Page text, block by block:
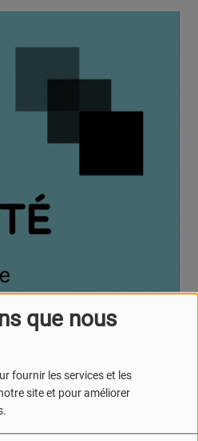
que nous
fournir les services et les
site et pour améliorer
l'invité de la semaine à à
18h30 sur Ultrason !